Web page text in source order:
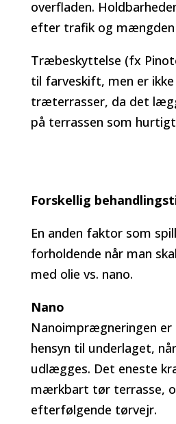
overfladen.
efter trafik og mængden
Træbeskyttelse (fx
til farveskift, men er
træterrasser, da det
på terrassen som
Forskellig
En anden faktor som
forholdende når man
med olie vs. nano.
Nano
Nanoimprægneringen er
hensyn til underlaget,
udlægges. Det eneste
mærkbart tør terrasse,
efterfølgende tørvejr.